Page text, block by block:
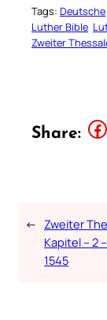
Tags: Deutsche
Luther Bible
Zweiter
Share: Share this article on Facebook
← Zweiter
Kapitel – 2
1545